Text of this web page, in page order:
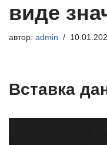
виде
автор: admin
Вставка